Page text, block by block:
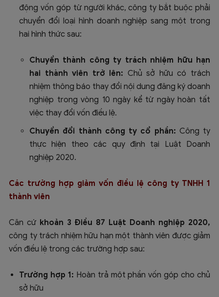
động vốn góp từ người khác, công ty bắt buộc phải
chuyển đổi loại hình doanh nghiệp sang một trong
hai hình thức sau:
Chuyển thành công ty trách nhiệm hữu hạn
hai thành viên trở lên: Chủ sở hữu có trách
nhiệm thông báo thay đổi nội dung đăng ký doanh
nghiệp trong vòng 10 ngày kể từ ngày hoàn tất
việc thay đổi vốn điều lệ.
Chuyển đổi thành công ty cổ phần: Công ty
thực hiện theo các quy định tại Luật Doanh
nghiệp 2020.
Các trường hợp giảm vốn điều lệ công ty TNHH 1
thành viên
Căn cứ khoản 3 Điều 87 Luật Doanh nghiệp 2020,
công ty trách nhiệm hữu hạn một thành viên được giảm
vốn điều lệ trong các trường hợp sau:
Trường hợp 1: Hoàn trả một phần vốn góp cho chủ
sở hữu